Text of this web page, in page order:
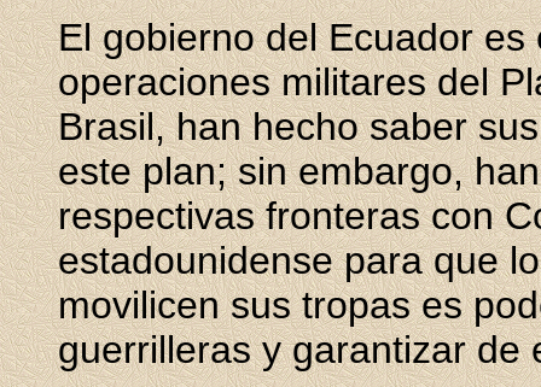
El gobierno del Ecuador
operaciones militares del
Brasil, han hecho saber
este plan; sin embargo,
respectivas fronteras con
estadounidense para que
movilicen sus tropas es
guerrilleras y garantizar de